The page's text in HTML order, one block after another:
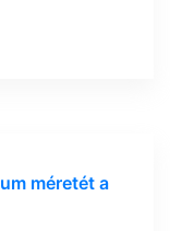
méretét a